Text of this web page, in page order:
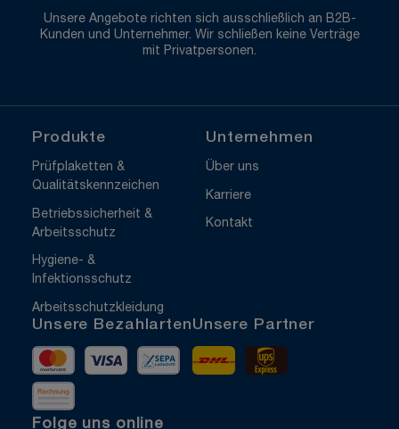
Unsere Angebote richten sich ausschließlich an B2B-
Kunden und Unternehmer. Wir schließen keine Verträge
mit Privatpersonen.
Produkte
Prüfplaketten &
Qualitätskennzeichen
Betriebssicherheit &
Arbeitsschutz
Hygiene- &
Infektionsschutz
Arbeitsschutzkleidung
Unternehmen
Über uns
Karriere
Kontakt
Unsere Bezahlarten
MastercardVisa Vorkasse
Rechnung
Unsere Partner
DHL
Folge uns online